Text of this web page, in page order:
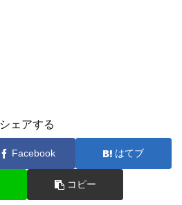
シェアする
Facebook はてブ
コピー